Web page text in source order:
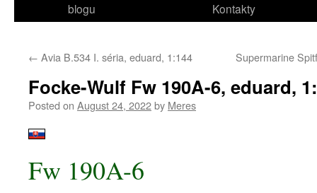
blogu
Kontakty
← Avia B.534 I. séria, eduard, 1:144 Supermarine
Focke-Wulf Fw 190A-6, eduard,
Posted on August 24, 2022by Meres
Fw 190A-6